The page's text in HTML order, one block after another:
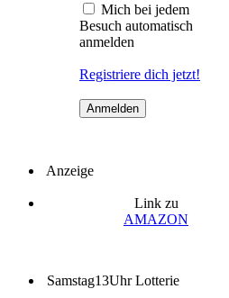
Mich bei jedem
Besuch automatisch
anmelden
Registriere dich jetzt!
Anzeige
Link zu
AMAZON
Samstag13Uhr Lotterie